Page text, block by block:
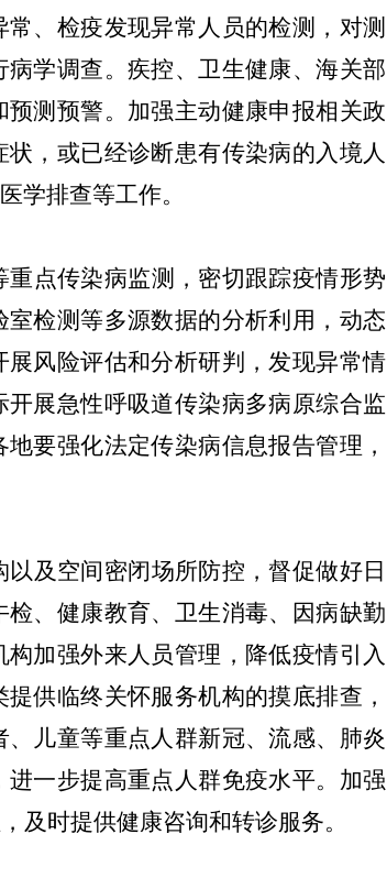
、检疫发现异常人员的检测，对测
学调查。疾控、卫生健康、海关部
测预警。加强主动健康申报相关政
，或已经诊断患有传染病的入境人
学排查等工作。
点传染病监测，密切跟踪疫情形势
检测等多源数据的分析利用，动态
风险评估和分析研判，发现异常情
展急性呼吸道传染病多病原综合监
要强化法定传染病信息报告管理，
及空间密闭场所防控，督促做好日
、健康教育、卫生消毒、因病缺勤
加强外来人员管理，降低疫情引入
供临终关怀服务机构的摸底排查，
儿童等重点人群新冠、流感、肺炎
一步提高重点人群免疫水平。加强
及时提供健康咨询和转诊服务。